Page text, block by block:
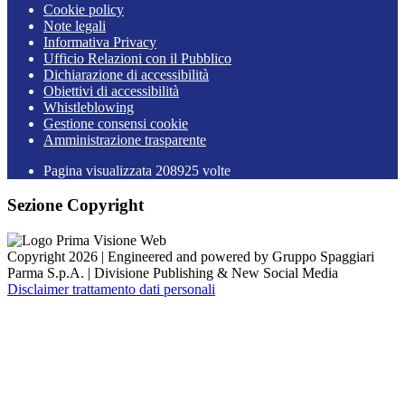
Cookie policy
Note legali
Informativa Privacy
Ufficio Relazioni con il Pubblico
Dichiarazione di accessibilità
Obiettivi di accessibilità
Whistleblowing
Gestione consensi cookie
Amministrazione trasparente
Pagina visualizzata 208925 volte
Sezione Copyright
Copyright 2026 | Engineered and powered by Gruppo Spaggiari
Parma S.p.A. | Divisione Publishing & New Social Media
Disclaimer trattamento dati personali